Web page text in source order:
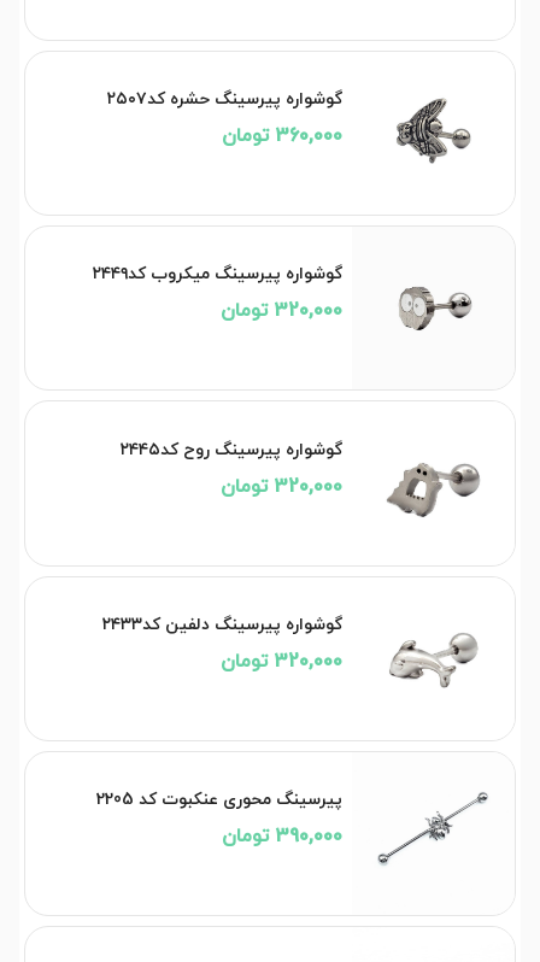
گوشواره پیرسینگ حشره کد۲۵۰۷
360,000 تومان
گوشواره پیرسینگ میکروب کد۲۴۴۹
320,000 تومان
گوشواره پیرسینگ روح کد۲۴۴۵
320,000 تومان
گوشواره پیرسینگ دلفین کد۲۴۳۳
320,000 تومان
پیرسینگ محوری عنکبوت کد 2205
390,000 تومان